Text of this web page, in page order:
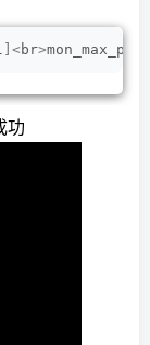
]<br>
功